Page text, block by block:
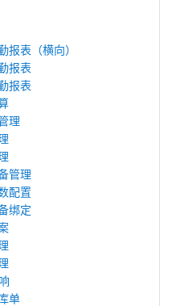
报表（横向）
报表
报表
理
管理
配置
绑定
单